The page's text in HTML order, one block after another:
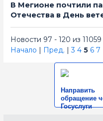
В Мегионе почтили
Отечества в День
Новости 97 - 120 из 11059
Начало | Пред. |3 4 5 6 7
Направить
обращение
Госуслуги